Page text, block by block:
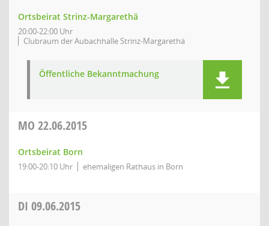
Ortsbeirat Strinz-Margarethä
20:00-22:00 Uhr
Clubraum der Aubachhalle Strinz-Margarethä
Öffentliche Bekanntmachung
MO 22.06.2015
Ortsbeirat Born
19:00-20:10 Uhr ehemaligen Rathaus in Born
DI 09.06.2015